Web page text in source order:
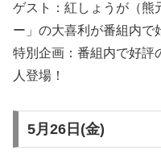
ゲスト：紅しょうが（熊
ー」の大喜利が番組内で
特別企画：番組内で好評
人登場！
5月26日(金)